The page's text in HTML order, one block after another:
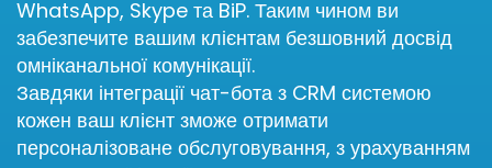
WhatsApp, Skype та BiP. Таким чином ви
забезпечите вашим клієнтам безшовний досвід
омніканальної комунікації.
Завдяки інтеграції чат-бота з CRM системою
кожен ваш клієнт зможе отримати
персоналізоване обслуговування, з урахуванням